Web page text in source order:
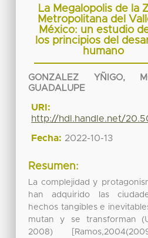
La Megalopolis de la
Metropolitana del
México: un estudio
los principios del
humano
GONZALEZ YÑIGO,
GUADALUPE
URI:
http://hdl.handle.net/
Fecha: 2022-10-13
Resumen:
La complejidad y
han adquirido las
hechos tangibles e
mutan y se transforman
2008)